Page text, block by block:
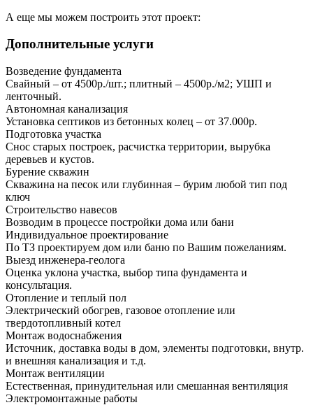
А еще мы можем построить этот проект:
Дополнительные услуги
Возведение фундамента
Свайный – от 4500р./шт.; плитный – 4500р./м2; УШП и
ленточный.
Автономная канализация
Установка септиков из бетонных колец – от 37.000р.
Подготовка участка
Снос старых построек, расчистка территории, вырубка
деревьев и кустов.
Бурение скважин
Скважина на песок или глубинная – бурим любой тип под
ключ
Строительство навесов
Возводим в процессе постройки дома или бани
Индивидуальное проектирование
По ТЗ проектируем дом или баню по Вашим пожеланиям.
Выезд инженера-геолога
Оценка уклона участка, выбор типа фундамента и
консультация.
Отопление и теплый пол
Электрический обогрев, газовое отопление или
твердотопливный котел
Монтаж водоснабжения
Источник, доставка воды в дом, элементы подготовки, внутр.
и внешняя канализация и т.д.
Монтаж вентиляции
Естественная, принудительная или смешанная вентиляция
Электромонтажные работы